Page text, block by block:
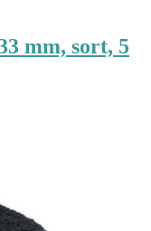
mm, sort, 5